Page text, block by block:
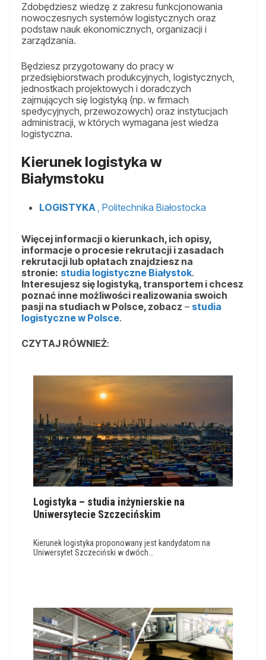
Zdobędziesz wiedzę z zakresu funkcjonowania
nowoczesnych systemów logistycznych oraz
podstaw nauk ekonomicznych, organizacji i
zarządzania.
Będziesz przygotowany do pracy w
przedsiębiorstwach produkcyjnych, logistycznych,
jednostkach projektowych i doradczych
zajmujących się logistyką (np. w firmach
spedycyjnych, przewozowych) oraz instytucjach
administracji, w których wymagana jest wiedza
logistyczna.
Kierunek logistyka w
Białymstoku
LOGISTYKA , Politechnika Białostocka
Więcej informacji o kierunkach, ich opisy,
informacje o procesie rekrutacji i zasadach
rekrutacji lub opłatach znajdziesz na
stronie: studia logistyczne Białystok.
Interesujesz się logistyką, transportem i chcesz
poznać inne możliwości realizowania swoich
pasji na studiach w Polsce, zobacz – studia
logistyczne w Polsce.
CZYTAJ RÓWNIEŻ:
Logistyka – studia inżynierskie na
Uniwersytecie Szczecińskim
Kierunek logistyka proponowany jest kandydatom na
Uniwersytet Szczeciński w dwóch…